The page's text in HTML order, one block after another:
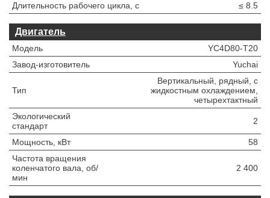
Длительность рабочего цикла, с
≤ 8.5
Двигатель
Модель
YC4D80-T20
Завод-изготовитель
Yuchai
Тип
Вертикальный, рядный, с
жидкостным охлаждением,
четырехтактный
Экологический
стандарт
2
Мощность, кВт
58
Частота вращения
коленчатого вала, об/
мин
2 400